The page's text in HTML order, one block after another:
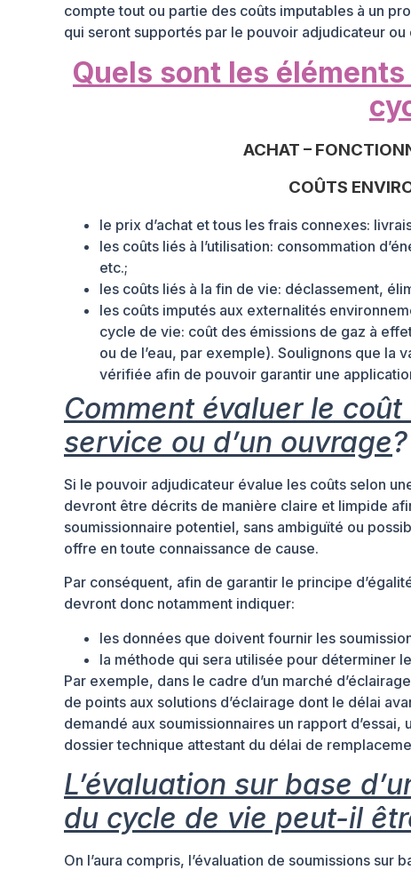
compte tout ou partie des coûts imputables à un
qui seront supportés par le pouvoir adjudicateur ou
Quels sont les
ACHAT –
COÛTS
le prix d’achat et tous les frais connexes:
les coûts liés à l’utilisation: consommation
etc.;
les coûts liés à la fin de vie: déclassement,
les coûts imputés aux externalités
cycle de vie: coût des émissions de gaz à
ou de l’eau, par exemple). Soulignons que
vérifiée afin de pouvoir garantir une
Comment évaluer le coût
service ou d’un ouvrage?
Si le pouvoir adjudicateur évalue les coûts selon
devront être décrits de manière claire et limpide
soumissionnaire potentiel, sans ambiguïté ou
offre en toute connaissance de cause.
Par conséquent, afin de garantir le principe
devront donc notamment indiquer:
les données que doivent fournir les
la méthode qui sera utilisée pour déterminer
Par exemple, dans le cadre d’un marché
de points aux solutions d’éclairage dont le délai
demandé aux soumissionnaires un rapport
dossier technique attestant du délai de
L’évaluation sur base
du cycle de vie peut-il
On l’aura compris, l’évaluation de soumissions